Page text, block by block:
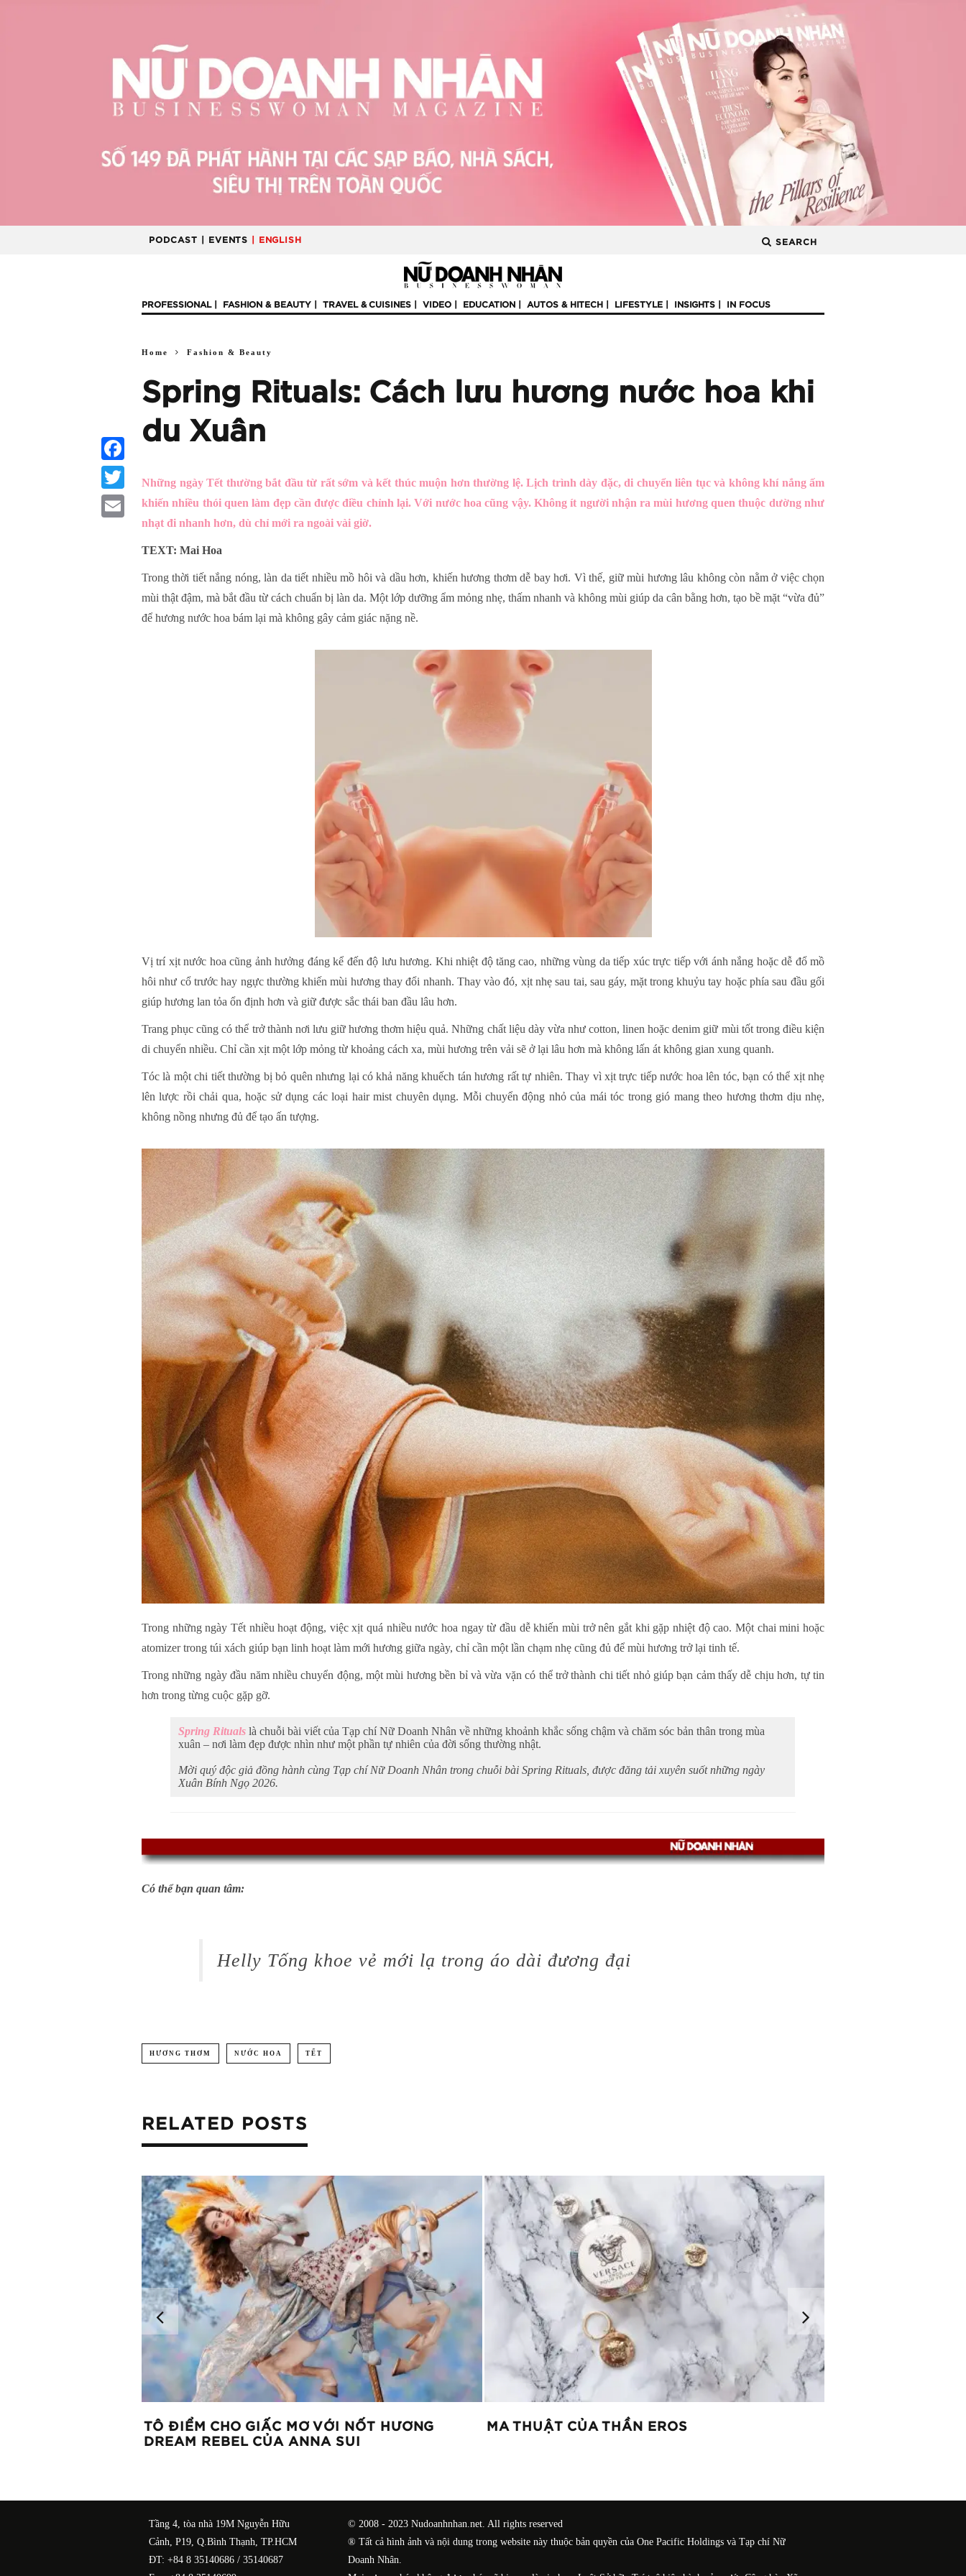
PODCAST | EVENTS | ENGLISH SEARCH
PROFESSIONAL FASHION & BEAUTY TRAVEL & CUISINES VIDEO EDUCATION AUTOS & HITECH LIFESTYLE INSIGHTS IN FOCUS
Home Fashion & Beauty
Spring Rituals: Cách lưu hương nước hoa khi
du Xuân
Những ngày Tết thường bắt đầu từ rất sớm và kết thúc muộn hơn thường lệ. Lịch trình dày đặc, di chuyển liên tục và không khí nắng ấm
khiến nhiều thói quen làm đẹp cần được điều chỉnh lại. Với nước hoa cũng vậy. Không ít người nhận ra mùi hương quen thuộc dường như
nhạt đi nhanh hơn, dù chỉ mới ra ngoài vài giờ.
TEXT: Mai Hoa
Trong thời tiết nắng nóng, làn da tiết nhiều mồ hôi và dầu hơn, khiến hương thơm dễ bay hơi. Vì thế, giữ mùi hương lâu không còn nằm ở việc chọn
mùi thật đậm, mà bắt đầu từ cách chuẩn bị làn da. Một lớp dưỡng ẩm mỏng nhẹ, thấm nhanh và không mùi giúp da cân bằng hơn, tạo bề mặt “vừa đủ”
để hương nước hoa bám lại mà không gây cảm giác nặng nề.
Vị trí xịt nước hoa cũng ảnh hưởng đáng kể đến độ lưu hương. Khi nhiệt độ tăng cao, những vùng da tiếp xúc trực tiếp với ánh nắng hoặc dễ đổ mồ
hôi như cổ trước hay ngực thường khiến mùi hương thay đổi nhanh. Thay vào đó, xịt nhẹ sau tai, sau gáy, mặt trong khuỷu tay hoặc phía sau đầu gối
giúp hương lan tỏa ổn định hơn và giữ được sắc thái ban đầu lâu hơn.
Trang phục cũng có thể trở thành nơi lưu giữ hương thơm hiệu quả. Những chất liệu dày vừa như cotton, linen hoặc denim giữ mùi tốt trong điều kiện
di chuyển nhiều. Chỉ cần xịt một lớp mỏng từ khoảng cách xa, mùi hương trên vải sẽ ở lại lâu hơn mà không lấn át không gian xung quanh.
Tóc là một chi tiết thường bị bỏ quên nhưng lại có khả năng khuếch tán hương rất tự nhiên. Thay vì xịt trực tiếp nước hoa lên tóc, bạn có thể xịt nhẹ
lên lược rồi chải qua, hoặc sử dụng các loại hair mist chuyên dụng. Mỗi chuyển động nhỏ của mái tóc trong gió mang theo hương thơm dịu nhẹ,
không nồng nhưng đủ để tạo ấn tượng.
Trong những ngày Tết nhiều hoạt động, việc xịt quá nhiều nước hoa ngay từ đầu dễ khiến mùi trở nên gắt khi gặp nhiệt độ cao. Một chai mini hoặc
atomizer trong túi xách giúp bạn linh hoạt làm mới hương giữa ngày, chỉ cần một lần chạm nhẹ cũng đủ để mùi hương trở lại tinh tế.
Trong những ngày đầu năm nhiều chuyển động, một mùi hương bền bỉ và vừa vặn có thể trở thành chi tiết nhỏ giúp bạn cảm thấy dễ chịu hơn, tự tin
hơn trong từng cuộc gặp gỡ.
Spring Rituals là chuỗi bài viết của Tạp chí Nữ Doanh Nhân về những khoảnh khắc sống chậm và chăm sóc bản thân trong mùa
xuân – nơi làm đẹp được nhìn như một phần tự nhiên của đời sống thường nhật.
Mời quý độc giả đồng hành cùng Tạp chí Nữ Doanh Nhân trong chuỗi bài Spring Rituals, được đăng tải xuyên suốt những ngày
Xuân Bính Ngọ 2026.
Có thể bạn quan tâm:
Helly Tống khoe vẻ mới lạ trong áo dài đương đại
HƯƠNG THƠM NƯỚC HOA TẾT
RELATED POSTS
TÔ ĐIỂM CHO GIẤC MƠ VỚI NỐT HƯƠNG
DREAM REBEL CỦA ANNA SUI
MA THUẬT CỦA THẦN EROS
Facebook
Twitter
Tầng 4, tòa nhà 19M Nguyễn Hữu
Cảnh, P19, Q.Bình Thạnh, TP.HCM
ĐT: +84 8 35140686 / 35140687
© 2008 - 2023 Nudoanhnhan.net. All rights reserved
® Tất cả hình ảnh và nội dung trong website này thuộc bản quyền của One Pacific Holdings và Tạp chí Nữ
Doanh Nhân.